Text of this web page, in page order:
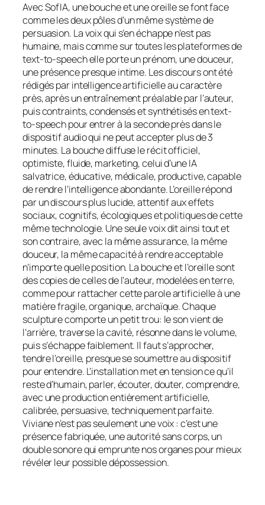
Avec SofIA, une bouche et une oreille se font face
comme les deux pôles d’un même système de
persuasion. La voix qui s’en échappe n’est pas
humaine, mais comme sur toutes les plateformes de
text-to-speech elle porte un prénom, une douceur,
une présence presque intime. Les discours ont été
rédigés par intelligence artificielle au caractère
près, après un entraînement préalable par l’auteur,
puis contraints, condensés et synthétisés en text-
to-speech pour entrer à la seconde près dans le
dispositif audio qui ne peut accepter plus de 3
minutes. La bouche diffuse le récit officiel,
optimiste, fluide, marketing, celui d’une IA
salvatrice, éducative, médicale, productive, capable
de rendre l’intelligence abondante. L’oreille répond
par un discours plus lucide, attentif aux effets
sociaux, cognitifs, écologiques et politiques de cette
même technologie. Une seule voix dit ainsi tout et
son contraire, avec la même assurance, la même
douceur, la même capacité à rendre acceptable
n’importe quelle position. La bouche et l’oreille sont
des copies de celles de l’auteur, modelées en terre,
comme pour rattacher cette parole artificielle à une
matière fragile, organique, archaïque. Chaque
sculpture comporte un petit trou: le son vient de
l’arrière, traverse la cavité, résonne dans le volume,
puis s’échappe faiblement. Il faut s’approcher,
tendre l’oreille, presque se soumettre au dispositif
pour entendre. L’installation met en tension ce qu’il
reste d’humain, parler, écouter, douter, comprendre,
avec une production entièrement artificielle,
calibrée, persuasive, techniquement parfaite.
Viviane n’est pas seulement une voix : c’est une
présence fabriquée, une autorité sans corps, un
double sonore qui emprunte nos organes pour mieux
révéler leur possible dépossession.